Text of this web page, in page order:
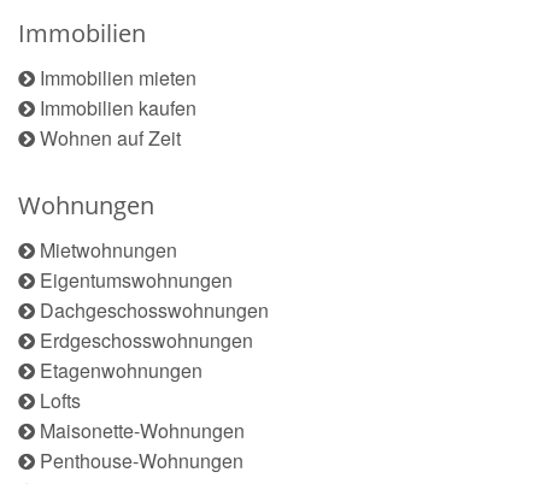
Immobilien
Immobilien mieten
Immobilien kaufen
Wohnen auf Zeit
Wohnungen
Mietwohnungen
Eigentumswohnungen
Dachgeschosswohnungen
Erdgeschosswohnungen
Etagenwohnungen
Lofts
Maisonette-Wohnungen
Penthouse-Wohnungen